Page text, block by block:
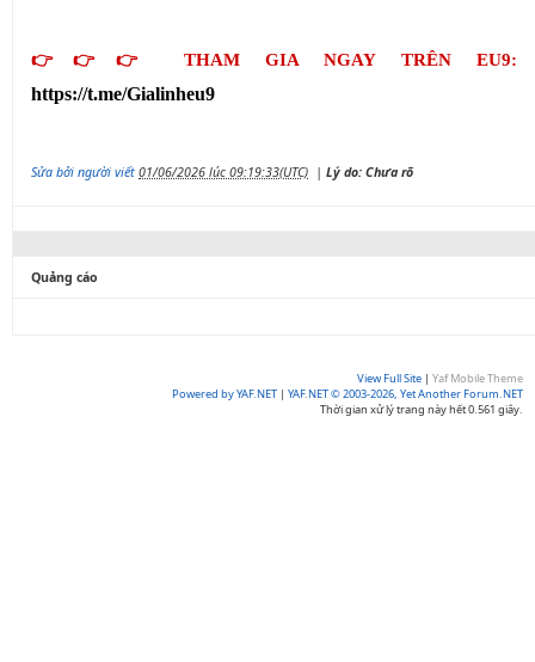
https://t.me/Gialinheu9
Sửa bởi người viết 01/06/2026 lúc 09:19:33(UTC) | Lý do: Chưa rõ
Quảng cáo
View Full Site | Yaf Mobile Theme
Powered by YAF.NET | YAF.NET © 2003-2026, Yet Another Forum.NET
Thời gian xử lý trang này hết 0.561 giây.